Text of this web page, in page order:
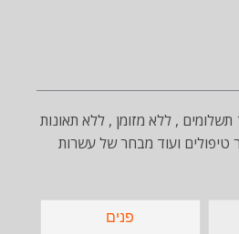
מימון עד 100%,עד 100 תשלומים , ללא מזומן , ללא תאונות
טיפולים ועוד מבחר של עשרות
פנים